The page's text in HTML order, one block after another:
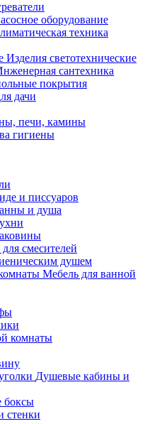
оборудование
техника
Изделия светотехнические
сантехника
покрытия
дачи
печи, камины
гигиены
и писсуаров
и душа
смесителей
душем
Мебель для ванной
комнаты
Душевые кабины и
боксы
стенки